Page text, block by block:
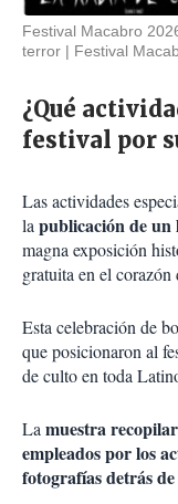
Festival Macabro
terror
Festival
¿Qué
festival por
Las actividades
lapublicación de un
magna exposición
gratuita en el corazón
Esta celebración de
que posicionaron al
de culto en toda
Lamuestra
empleados por los
fotografías detrás